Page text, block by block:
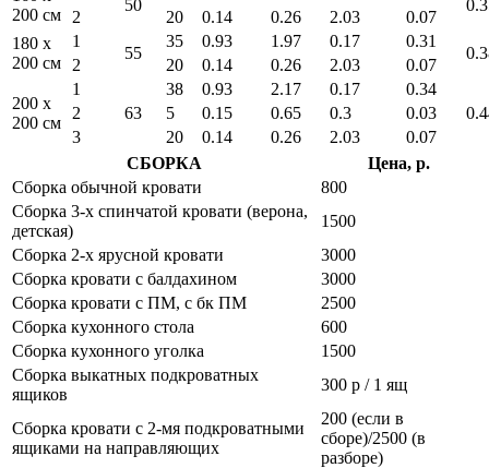
200 см
50
2 20 0.14 0.26 2.03
0.07
180 x
200 см
1
55
35 0.93 1.97 0.17 0.31
2 20 0.14 0.26 2.03 0.07
200 x
200 см
1
63
38 0.93 2.17 0.17
0.34
2 5 0.15 0.65 0.3
0.03
3
20 0.14 0.26 2.03
0.07
СБОРКА
Цена, р.
Сборка обычной кровати
800
Сборка 3-х спинчатой кровати (верона,
детская)
1500
Сборка 2-х ярусной кровати
3000
Сборка кровати с балдахином
3000
Сборка кровати с ПМ, с бк ПМ
2500
Сборка кухонного стола
600
Сборка кухонного уголка
1500
Сборка выкатных подкроватных
ящиков
300 р / 1 ящ
Сборка кровати с 2-мя подкроватными
ящиками на направляющих
200 (если в
сборе)/2500 (в
разборе)